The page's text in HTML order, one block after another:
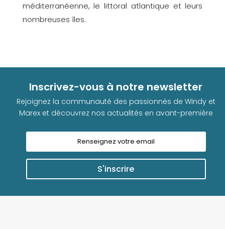
méditerranéenne, le littoral atlantique et leurs
nombreuses îles.
Inscrivez-vous à notre newsletter
Rejoignez la communauté des passionnés de Windy et
Marex et découvrez nos actualités en avant-première
S'inscrire